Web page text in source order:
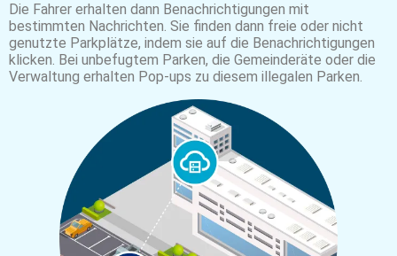
Die Fahrer erhalten dann Benachrichtigungen mit
bestimmten Nachrichten. Sie finden dann freie oder nicht
genutzte Parkplätze, indem sie auf die Benachrichtigungen
klicken. Bei unbefugtem Parken, die Gemeinderäte oder die
Verwaltung erhalten Pop-ups zu diesem illegalen Parken.